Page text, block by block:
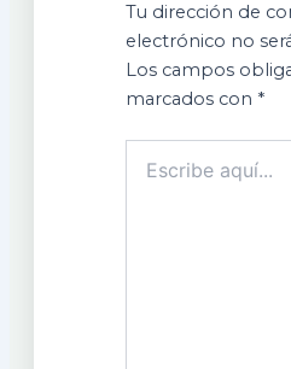
Tu dirección de
electrónico no
Los campos
marcados con *
aquí...